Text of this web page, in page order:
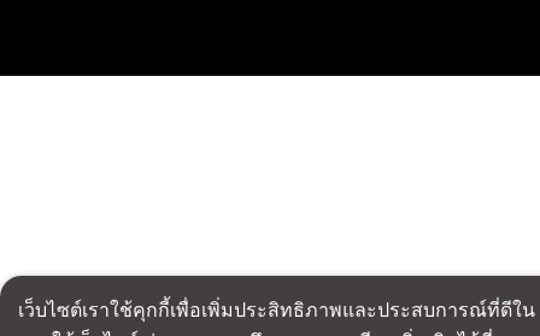
เว็บไซต์เราใช้คุกกี้เพื่อเพิ่มประสิทธิภาพและประสบการณ์ที่ดีใน